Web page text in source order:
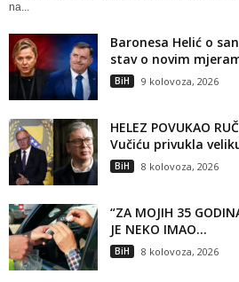
na...
Baronesa Helić o
stav o novim
BiH 9 kolovoza, 2026
HELEZ POVUKAO
Vučiću privukla
BiH 8 kolovoza, 2026
“ZA MOJIH 35
JE NEKO IMAO...
BiH 8 kolovoza, 2026